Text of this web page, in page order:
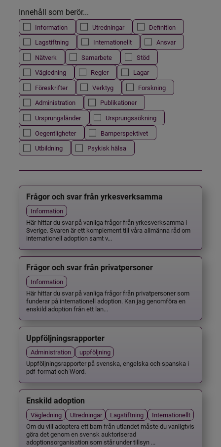
Innehåll som berör...
Information Utredningar
Definition
Lagstiftning
Internationellt
Ansvar
Nätverk
Samarbete
Stöd
Vägledning
Regler
Lagar
Föreskrifter
Verktyg
Forskning
Administration
Publikationer
Ursprungsländer
Ursprungssökning
Oegentligheter
Barnperspektivet
Utbildning
Psykisk hälsa
Frågor och svar från yrkesverksamma
Information
Här hittar du svar på vanliga frågor från yrkesverksamma i
Sverige. Svaren är ett komplement till våra allmänna råd om
internationell adoption samt v...
Frågor och svar från privatpersoner
Information
Här hittar du svar på vanliga frågor från privatpersoner som
funderar på internationell adoption. Kan jag genomföra en
enskild adoption från ett lan...
Uppföljningsrapporter
Administration
uppföljning
Uppföljningsrapporter på svenska, engelska och spanska i
pdf-format och Word.
Enskild adoption
Vägledning Utredningar Lagstiftning
Internationellt
Om du vill adoptera ett barn från utlandet måste du vanligtvis
göra det genom en svensk auktoriserad
adoptionsorganisation som står under tillsyn ...